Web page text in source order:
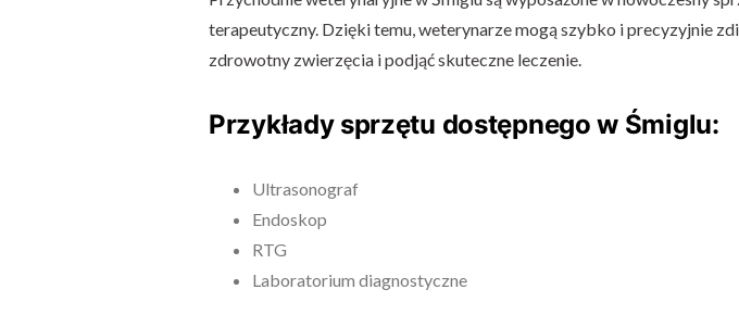
terapeutyczny. Dzięki temu, weterynarze mogą szybko i precyzyjnie
zdrowotny zwierzęcia i podjąć skuteczne leczenie.
Przykłady sprzętu dostępnego w Śmiglu:
Ultrasonograf
Endoskop
RTG
Laboratorium diagnostyczne